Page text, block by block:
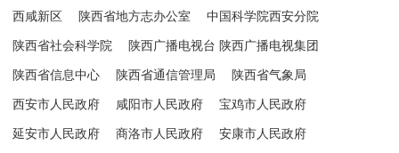
西咸新区 陕西省地方志办公室 中国科学院西安分院
陕西省社会科学院 陕西广播电视台 陕西广播电视集团
陕西省信息中心 陕西省通信管理局 陕西省气象局
西安市人民政府 咸阳市人民政府 宝鸡市人民政府
延安市人民政府 商洛市人民政府 安康市人民政府